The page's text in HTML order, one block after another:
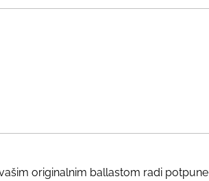
originalnim ballastom radi potpune